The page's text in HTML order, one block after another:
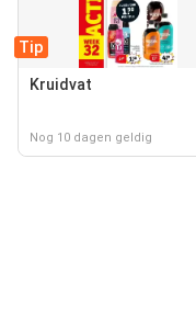
Tip
Kruidvat
Nog 10 dagen geldig